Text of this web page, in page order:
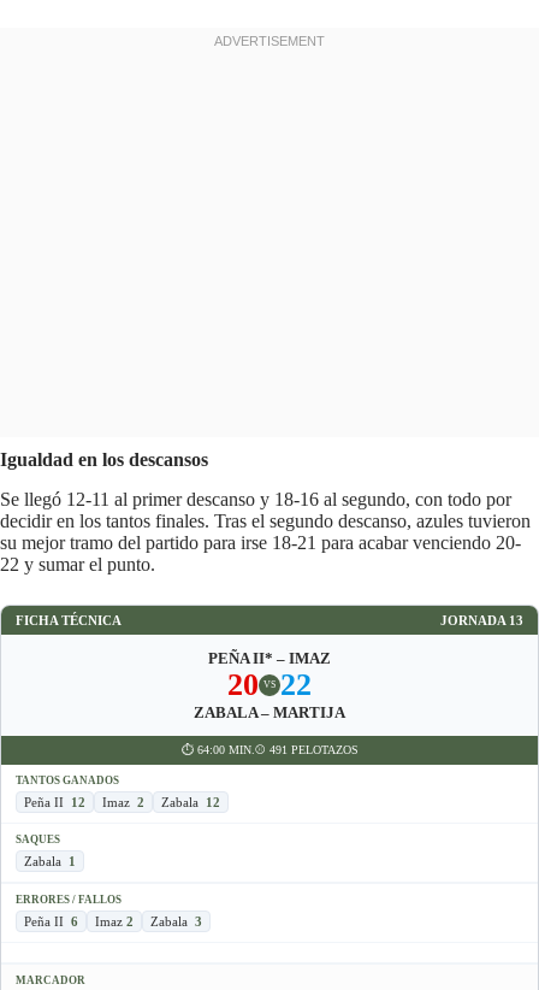
Igualdad en los descansos
Se llegó 12-11 al primer descanso y 18-16 al segundo, con todo por
decidir en los tantos finales. Tras el segundo descanso, azules tuvieron
su mejor tramo del partido para irse 18-21 para acabar venciendo 20-
22 y sumar el punto.
FICHA TÉCNICA JORNADA 13
PEÑA II* – IMAZ
20 VS 22
ZABALA – MARTIJA
⏱ 64:00 MIN. ⚾️ 491 PELOTAZOS
TANTOS GANADOS
Peña II 12 Imaz 2 Zabala 12
SAQUES
Zabala 1
ERRORES / FALLOS
Peña II 6 Imaz 2 Zabala 3
MARCADOR